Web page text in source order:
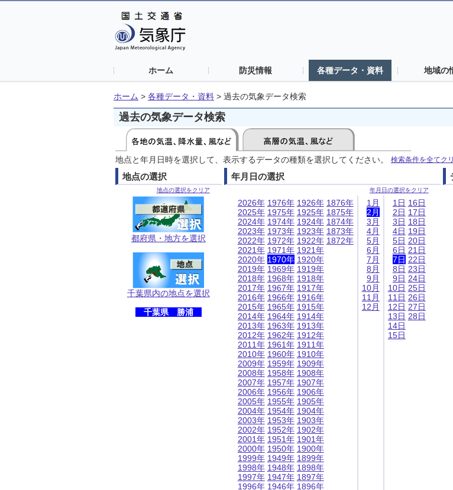
ホーム 防災情報 各種データ・資料 地域の
ホーム > 各種データ・資料 > 過去の気象データ検索
過去の気象データ検索
地点と年月日時を選択して、表示するデータの種類を選択してください。 検索条件を全てク
地点の選択
地点の選択をクリア
都府県・地方を選択
千葉県内の地点を選択
千葉県 勝浦
年月日の選択
年月日の選択をクリア
2026年
2025年
2024年
2023年
2022年
2021年
2020年
2019年
2018年
2017年
2016年
2015年
2014年
2013年
2012年
2011年
2010年
2009年
2008年
2007年
2006年
2005年
2004年
2003年
2002年
2001年
2000年
1999年
1998年
1997年
1996年
1976年
1975年
1974年
1973年
1972年
1971年
1970年
1969年
1968年
1967年
1966年
1965年
1964年
1963年
1962年
1961年
1960年
1959年
1958年
1957年
1956年
1955年
1954年
1953年
1952年
1951年
1950年
1949年
1948年
1947年
1946年
1926年
1925年
1924年
1923年
1922年
1921年
1920年
1919年
1918年
1917年
1916年
1915年
1914年
1913年
1912年
1911年
1910年
1909年
1908年
1907年
1906年
1905年
1904年
1903年
1902年
1901年
1900年
1899年
1898年
1897年
1896年
1876年
1875年
1874年
1873年
1872年
1月
2月
3月
4月
5月
6月
7月
8月
9月
10月
11月
12月
1日
2日
3日
4日
5日
6日
7日
8日
9日
10日
11日
12日
13日
14日
15日
16日
17日
18日
19日
20日
21日
22日
23日
24日
25日
26日
27日
28日